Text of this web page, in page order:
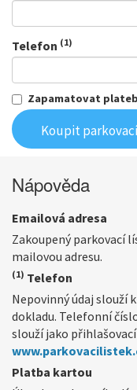
Telefon (1)
Zapamatovat
Nápověda
Emailová adresa
Zakoupený parkovací
mailovou adresu.
(1) Telefon
Nepovinný údaj slouží
dokladu. Telefonní
slouží jako
Platba kartou